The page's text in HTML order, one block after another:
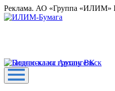
Реклама. АО «Группа «ИЛИМ»